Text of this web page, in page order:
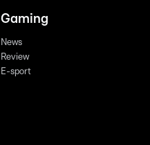
Gaming
News
Review
E-sport